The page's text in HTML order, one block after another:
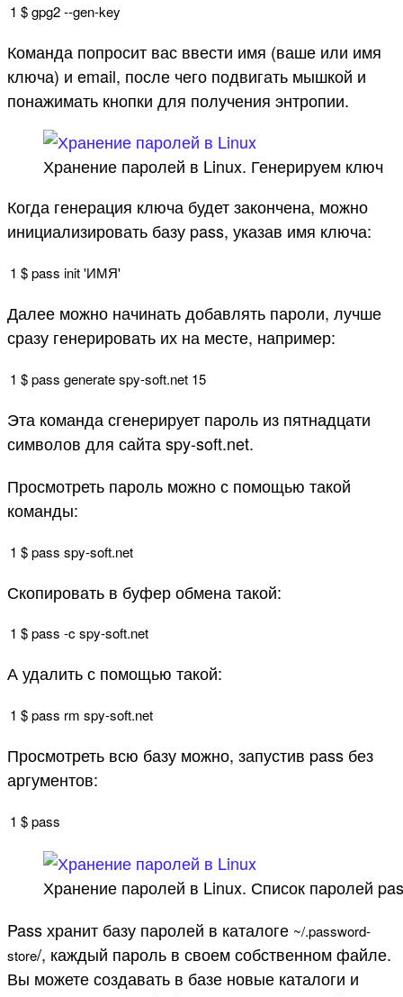
1 $gpg2--gen-key
Команда попросит вас ввести имя (ваше или имя
ключа) и email, после чего подвигать мышкой и
понажимать кнопки для получения энтропии.
Хранение паролей в Linux. Генерируем ключ
Когда генерация ключа будет закончена, можно
инициализировать базу pass, указав имя ключа:
1 $pass init'ИМЯ'
Далее можно начинать добавлять пароли, лучше
сразу генерировать их на месте, например:
1 $pass generatespy-soft.net 15
Эта команда сгенерирует пароль из пятнадцати
символов для сайта spy-soft.net.
Просмотреть пароль можно с помощью такой
команды:
1 $pass spy-soft.net
Скопировать в буфер обмена такой:
1 $pass -c spy-soft.net
А удалить с помощью такой:
1 $pass rm spy-soft.net
Просмотреть всю базу можно, запустив pass без
аргументов:
1 $pass
Хранение паролей в Linux. Список паролей
Pass хранит базу паролей в каталоге ~/.password-
store/, каждый пароль в своем собственном файле.
Вы можете создавать в базе новые каталоги и